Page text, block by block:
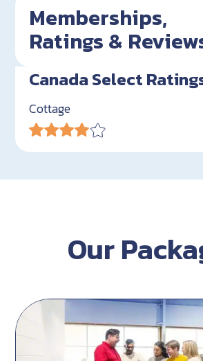
Memberships,
Ratings &
Canada Select
Cottage
Our